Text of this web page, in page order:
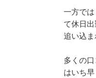
一方で
て休日
追い込ま
多くの
はいち